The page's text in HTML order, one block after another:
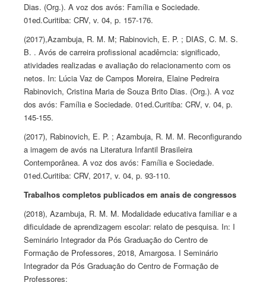
Dias. (Org.). A voz dos avós: Família e Sociedade.
01ed.Curitiba: CRV, v. 04, p. 157-176.
(2017),Azambuja, R. M. M; Rabinovich, E. P. ; DIAS, C. M. S.
B. . Avós de carreira profissional acadêmcia: significado,
atividades realizadas e avaliação do relacionamento com os
netos. In: Lúcia Vaz de Campos Moreira, Elaine Pedreira
Rabinovich, Cristina Maria de Souza Brito Dias. (Org.). A voz
dos avós: Família e Sociedade. 01ed.Curitiba: CRV, v. 04, p.
145-155.
(2017), Rabinovich, E. P. ;Azambuja, R. M. M. Reconfigurando
a imagem de avós na Literatura Infantil Brasileira
Contemporânea. A voz dos avós: Família e Sociedade.
01ed.Curitiba: CRV, 2017, v. 04, p. 93-110.
Trabalhos completos publicados em anais de congressos
(2018),Azambuja, R. M. M. Modalidade educativa familiar e a
dificuldade de aprendizagem escolar: relato de pesquisa. In: I
Seminário Integrador da Pós Graduação do Centro de
Formação de Professores, 2018, Amargosa. I Seminário
Integrador da Pós Graduação do Centro de Formação de
Professores;